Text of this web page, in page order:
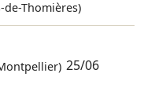
de-Thomières)
25/06